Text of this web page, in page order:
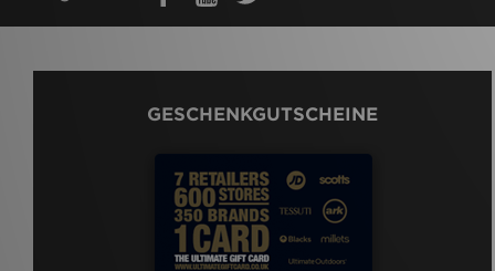
GESCHENKGUTSCHEINE